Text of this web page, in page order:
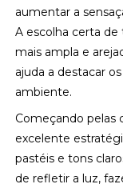
aumentar a
A escolha certa
mais ampla e
ajuda a destacar
ambiente.
Começando pelas
excelente
pastéis e tons
de refletir a luz,